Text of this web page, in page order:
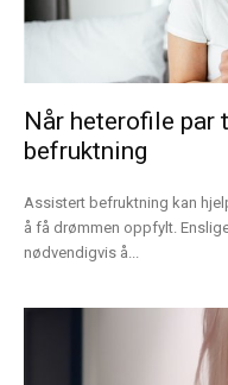
Når heterofile par
befruktning
Assistert befruktning kan
å få drømmen oppfylt.
nødvendigvis å...